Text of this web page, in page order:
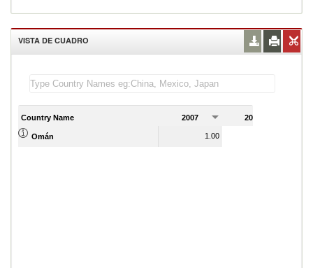
VISTA DE CUADRO
Country Name 2007 2008
Omán 1.00